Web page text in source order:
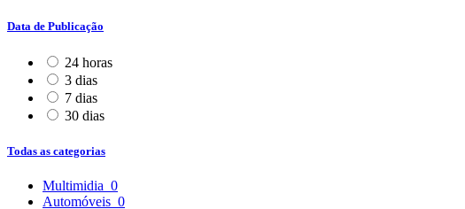
Data de Publicação
24 horas
3 dias
7 dias
30 dias
Todas as categorias
Multimidia 0
Automóveis 0